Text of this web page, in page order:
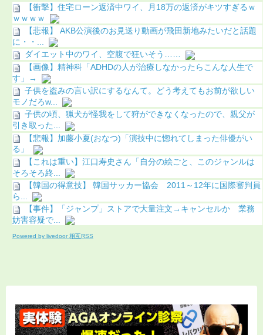
【衝撃】住宅ローン返済中ワイ、月18万の返済がキツすぎるｗ
ｗｗｗｗ
【悲報】 AKB公演後のお見送り動画が飛田新地みたいだと話題
に・・...
ダイエット中のワイ、空腹で狂いそう……
【画像】精神科「ADHDの人が治療しなかったらこんな人生で
す」→
子供を盗みの言い訳にするなんて。どう考えてもお前が欲しい
モノだろw...
子供の頃、猟犬が怪我をして狩ができなくなったので、親父が
引き取った...
【悲報】加藤小夏(おなつ)「演技中に惚れてしまった俳優がい
る」
【これは重い】江口寿史さん「自分の絵ごと、このジャンルは
そろそろ終...
【韓国の得意技】 韓国サッカー協会 2011～12年に国際審判員
ら...
【事件】「ジャンプ」ストアで大量注文→キャンセルか 業務
妨害容疑で...
Powered by livedoor 相互RSS